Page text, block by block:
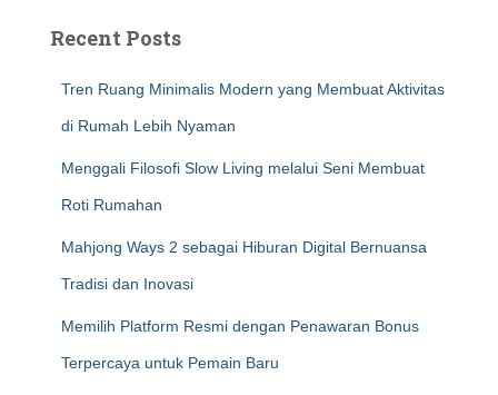
Recent Posts
Tren Ruang Minimalis Modern yang Membuat Aktivitas
di Rumah Lebih Nyaman
Menggali Filosofi Slow Living melalui Seni Membuat
Roti Rumahan
Mahjong Ways 2 sebagai Hiburan Digital Bernuansa
Tradisi dan Inovasi
Memilih Platform Resmi dengan Penawaran Bonus
Terpercaya untuk Pemain Baru